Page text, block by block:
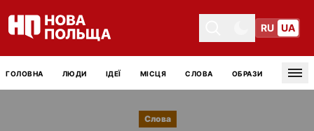
Toggle themeToggle theme
RU UA
ГОЛОВНА ЛЮДИ ІДЕЇ МІСЦЯ СЛОВА ОБРАЗИ
Слова